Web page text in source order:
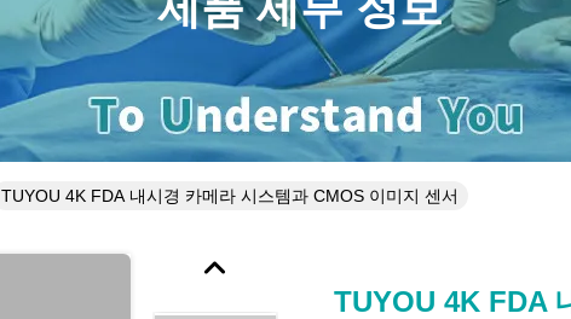
TUYOU 4K FDA 내시경 카메라 시스템과 CMOS 이미지 센서
TUYOU 4K FDA